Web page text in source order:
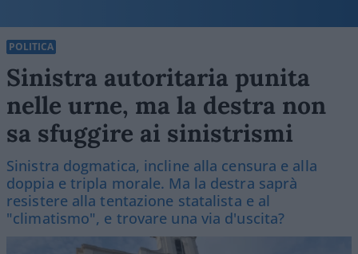
POLITICA
Sinistra autoritaria punita
nelle urne, ma la destra non
sa sfuggire ai sinistrismi
Sinistra dogmatica, incline alla censura e alla
doppia e tripla morale. Ma la destra saprà
resistere alla tentazione statalista e al
"climatismo", e trovare una via d'uscita?